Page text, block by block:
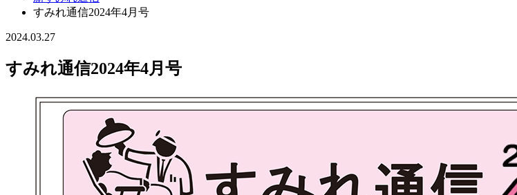
すみれ通信2024年4月号
2024.03.27
すみれ通信2024年4月号